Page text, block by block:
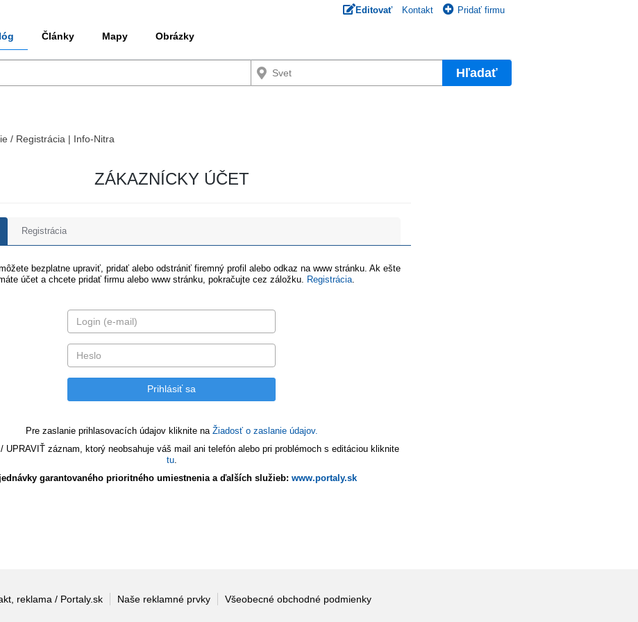
Editovať Kontakt Pridať firmu
Články Mapy Obrázky
Hľadať
/ Registrácia | Info-Nitra
ZÁKAZNÍCKY ÚČET
Registrácia
bezplatne upraviť, pridať alebo odstrániť firemný profil alebo odkaz na www stránku. Ak ešte
účet a chcete pridať firmu alebo www stránku, pokračujte cez záložku.
Registrácia
Pre zaslanie prihlasovacích údajov kliknite na Žiadosť o zaslanie údajov.
UPRAVIŤ záznam, ktorý neobsahuje váš mail ani telefón alebo pri problémoch s editáciou kliknite
tu.
garantovaného prioritného umiestnenia a ďalších služieb: www.portaly.sk
reklama / Portaly.sk Naše reklamné prvky Všeobecné obchodné podmienky